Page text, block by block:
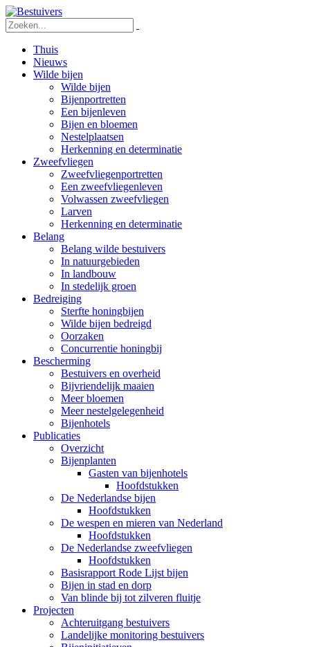
Thuis
Nieuws
Wilde bijen
Wilde bijen
Bijenportretten
Een bijenleven
Bijen en bloemen
Nestelplaatsen
Herkenning en determinatie
Zweefvliegen
Zweefvliegenportretten
Een zweefvliegenleven
Volwassen zweefvliegen
Larven
Herkenning en determinatie
Belang
Belang wilde bestuivers
In natuurgebieden
In landbouw
In stedelijk groen
Bedreiging
Sterfte honingbijen
Wilde bijen bedreigd
Oorzaken
Concurrentie honingbij
Bescherming
Bestuivers en overheid
Bijvriendelijk maaien
Meer bloemen
Meer nestelgelegenheid
Bijenhotels
Publicaties
Overzicht
Bijenplanten
Gasten van bijenhotels
Hoofdstukken
De Nederlandse bijen
Hoofdstukken
De wespen en mieren van Nederland
Hoofdstukken
De Nederlandse zweefvliegen
Hoofdstukken
Basisrapport Rode Lijst bijen
Bijen in stad en dorp
Van blinde bij tot zilveren fluitje
Projecten
Achteruitgang bestuivers
Landelijke monitoring bestuivers